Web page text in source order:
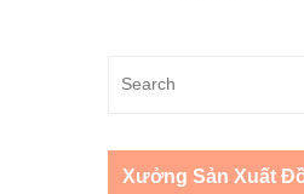
Xưởng Sản Xuất